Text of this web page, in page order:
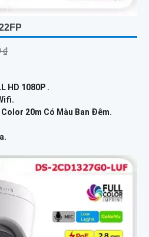
₫
HD 1080P .
Color 20m Có Màu Ban Đêm.